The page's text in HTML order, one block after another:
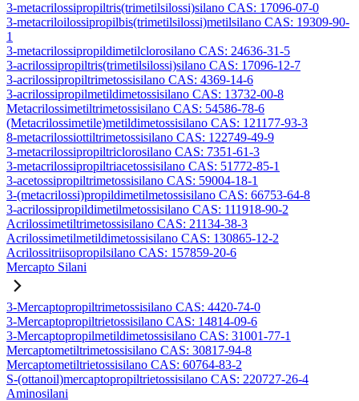
3-metacrilossipropiltris(trimetilsilossi)silano CAS: 17096-07-0
3-metacriloilossipropilbis(trimetilsilossi)metilsilano CAS: 19309-90-
1
3-metacrilossipropildimetilclorosilano CAS: 24636-31-5
3-acrilossipropiltris(trimetilsilossi)silano CAS: 17096-12-7
3-acrilossipropiltrimetossisilano CAS: 4369-14-6
3-acrilossipropilmetildimetossisilano CAS: 13732-00-8
Metacrilossimetiltrimetossisilano CAS: 54586-78-6
(Metacrilossimetile)metildimetossisilano CAS: 121177-93-3
8-metacrilossiottiltrimetossisilano CAS: 122749-49-9
3-metacrilossipropiltriclorosilano CAS: 7351-61-3
3-metacrilossipropiltriacetossisilano CAS: 51772-85-1
3-acetossipropiltrimetossisilano CAS: 59004-18-1
3-(metacrilossi)propildimetilmetossisilano CAS: 66753-64-8
3-acrilossipropildimetilmetossisilano CAS: 111918-90-2
Acrilossimetiltrimetossisilano CAS: 21134-38-3
Acrilossimetilmetildimetossisilano CAS: 130865-12-2
Acrilossitriisopropilsilano CAS: 157859-20-6
Mercapto Silani
3-Mercaptopropiltrimetossisilano CAS: 4420-74-0
3-Mercaptopropiltrietossisilano CAS: 14814-09-6
3-Mercaptopropilmetildimetossisilano CAS: 31001-77-1
Mercaptometiltrimetossisilano CAS: 30817-94-8
Mercaptometiltrietossisilano CAS: 60764-83-2
S-(ottanoil)mercaptopropiltrietossisilano CAS: 220727-26-4
Aminosilani